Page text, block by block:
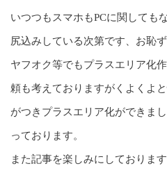
いつつもスマホもPCに関しても
尻込みしている次第です、お恥
ヤフオク等でもプラスエリア化
頼も考えておりますがくよくよ
がつきプラスエリア化ができま
っております。
また記事を楽しみにしておりま